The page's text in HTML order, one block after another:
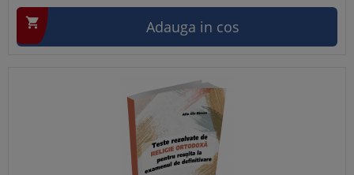
 Adauga in cos